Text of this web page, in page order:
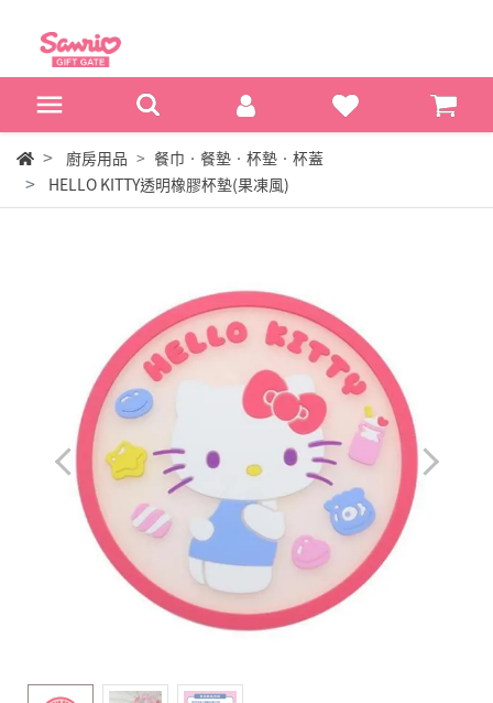
廚房用品
餐巾‧餐墊‧杯墊‧杯蓋
HELLO KITTY透明橡膠杯墊(果凍風)